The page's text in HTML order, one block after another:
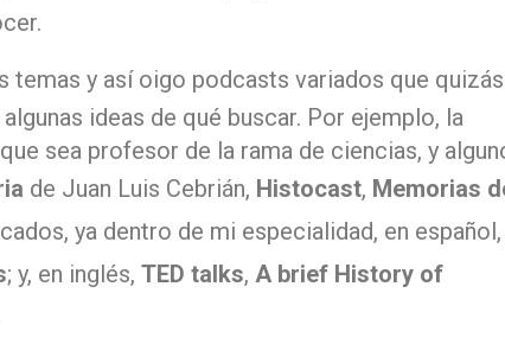
temas y así oigo podcasts variados que
ideas de qué buscar. Por ejemplo, la
sea profesor de la rama de ciencias, y
de Juan Luis Cebrián, Histocast, Memorias
ya dentro de mi especialidad, en español,
; y, en inglés, TED talks, A brief History of